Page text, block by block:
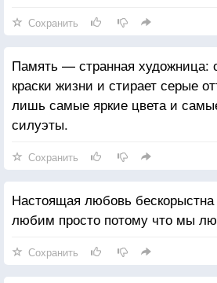
Сохранить
Память — странная художница:
краски жизни и стирает серые
лишь самые яркие цвета и
силуэты.
Сохранить
Настоящая любовь
любим просто потому что мы
Сохранить